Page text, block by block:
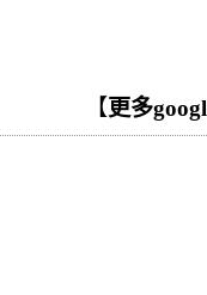
【更多